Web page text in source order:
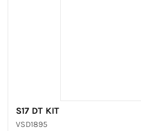
S17 DT KIT
VSD1895